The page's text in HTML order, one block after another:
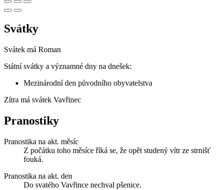
Svátky
Svátek má Roman
Státní svátky a významné dny na dnešek:
Mezinárodní den původního obyvatelstva
Zítra má svátek Vavřinec
Pranostiky
Pranostika na akt. měsíc
Z počátku toho měsíce říká se, že opět studený vítr ze strnišť
fouká.
Pranostika na akt. den
Do svatého Vavřince nechval pšenice.